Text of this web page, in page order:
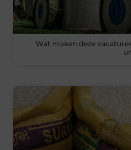
Wat maken deze